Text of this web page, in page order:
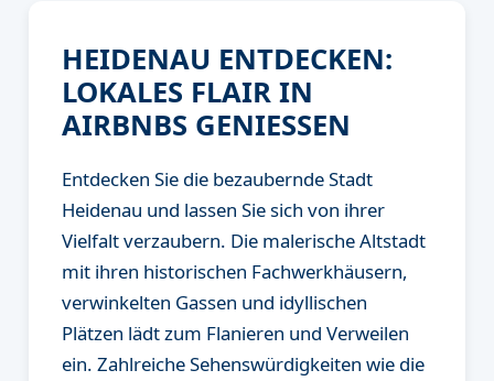
HEIDENAU ENTDECKEN:
LOKALES FLAIR IN
AIRBNBS GENIESSEN
Entdecken Sie die bezaubernde Stadt
Heidenau und lassen Sie sich von ihrer
Vielfalt verzaubern. Die malerische Altstadt
mit ihren historischen Fachwerkhäusern,
verwinkelten Gassen und idyllischen
Plätzen lädt zum Flanieren und Verweilen
ein. Zahlreiche Sehenswürdigkeiten wie die